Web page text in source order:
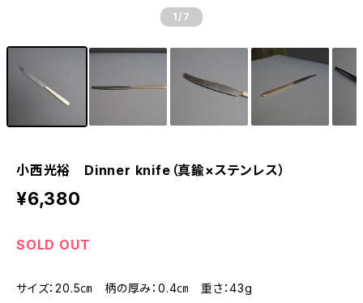
1 /7
小西光裕 Dinner knife（真鍮×ステンレス）
¥6,380
SOLD OUT
サイズ：20.5㎝ 柄の厚み：0.4㎝ 重さ：43g